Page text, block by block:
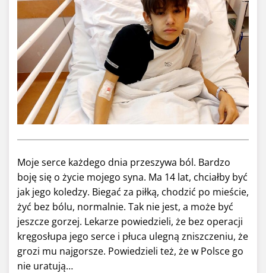
Moje serce każdego dnia przeszywa ból. Bardzo
boję się o życie mojego syna. Ma 14 lat, chciałby być
jak jego koledzy. Biegać za piłką, chodzić po mieście,
żyć bez bólu, normalnie. Tak nie jest, a może być
jeszcze gorzej. Lekarze powiedzieli, że bez operacji
kręgosłupa jego serce i płuca ulegną zniszczeniu, że
grozi mu najgorsze. Powiedzieli też, że w Polsce go
nie uratują…